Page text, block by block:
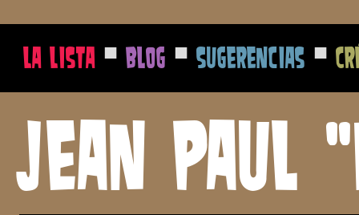
La Lista ■ Blog ■ Sugerencias ■
Jean